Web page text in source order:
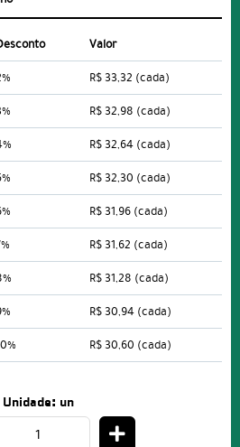
Valor
R$ 33,32 (cada)
R$ 32,98 (cada)
R$ 32,64 (cada)
R$ 32,30 (cada)
R$ 31,96 (cada)
R$ 31,62 (cada)
R$ 31,28 (cada)
R$ 30,94 (cada)
R$ 30,60 (cada)
Unidade: un